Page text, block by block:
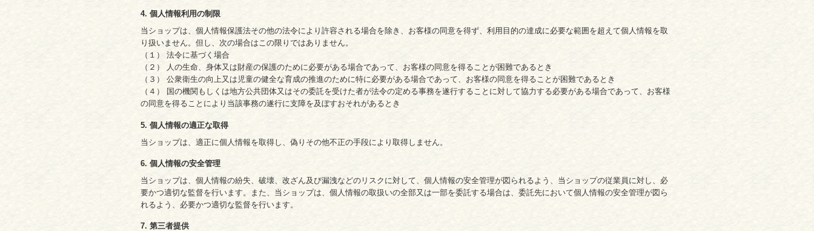
4. 個人情報利用の制限
当ショップは、個人情報保護法その他の法令により許容される場合を除き、お客様の同意を得ず、利用目的の達成に必要な範囲を超えて個人情報を取
り扱いません。但し、次の場合はこの限りではありません。
（１） 法令に基づく場合
（２） 人の生命、身体又は財産の保護のために必要がある場合であって、お客様の同意を得ることが困難であるとき
（３） 公衆衛生の向上又は児童の健全な育成の推進のために特に必要がある場合であって、お客様の同意を得ることが困難であるとき
（４） 国の機関もしくは地方公共団体又はその委託を受けた者が法令の定める事務を遂行することに対して協力する必要がある場合であって、お客様
の同意を得ることにより当該事務の遂行に支障を及ぼすおそれがあるとき
5. 個人情報の適正な取得
当ショップは、適正に個人情報を取得し、偽りその他不正の手段により取得しません。
6. 個人情報の安全管理
当ショップは、個人情報の紛失、破壊、改ざん及び漏洩などのリスクに対して、個人情報の安全管理が図られるよう、当ショップの従業員に対し、必
要かつ適切な監督を行います。また、当ショップは、個人情報の取扱いの全部又は一部を委託する場合は、委託先において個人情報の安全管理が図ら
れるよう、必要かつ適切な監督を行います。
7. 第三者提供